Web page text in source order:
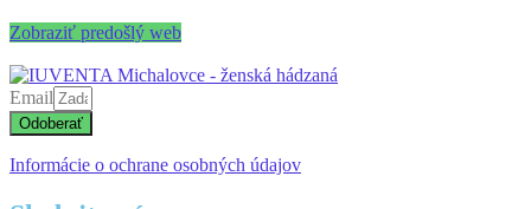
Zobraziť predošlý web
Email
Odoberať
Informácie o ochrane osobných údajov